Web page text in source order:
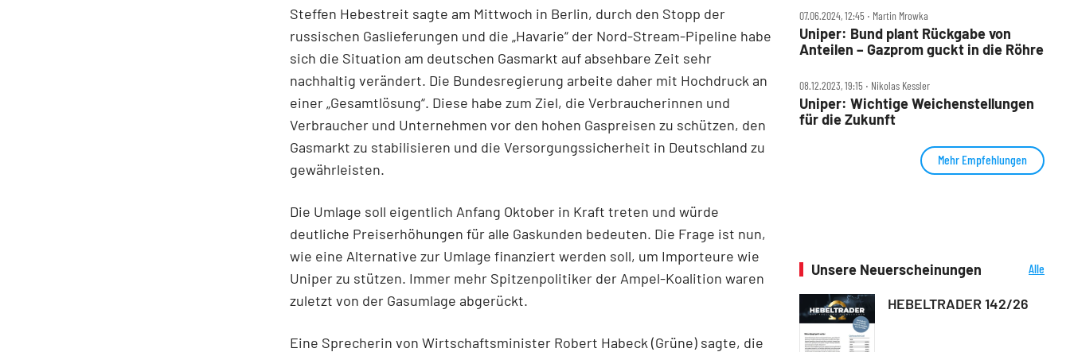
Steffen Hebestreit sagte am Mittwoch in Berlin, durch den Stopp der
russischen Gaslieferungen und die „Havarie“ der Nord-Stream-Pipeline habe
sich die Situation am deutschen Gasmarkt auf absehbare Zeit sehr
nachhaltig verändert. Die Bundesregierung arbeite daher mit Hochdruck an
einer „Gesamtlösung“. Diese habe zum Ziel, die Verbraucherinnen und
Verbraucher und Unternehmen vor den hohen Gaspreisen zu schützen, den
Gasmarkt zu stabilisieren und die Versorgungssicherheit in Deutschland zu
gewährleisten.
Die Umlage soll eigentlich Anfang Oktober in Kraft treten und würde
deutliche Preiserhöhungen für alle Gaskunden bedeuten. Die Frage ist nun,
wie eine Alternative zur Umlage finanziert werden soll, um Importeure wie
Uniper zu stützen. Immer mehr Spitzenpolitiker der Ampel-Koalition waren
zuletzt von der Gasumlage abgerückt.
Eine Sprecherin von Wirtschaftsminister Robert Habeck (Grüne) sagte, die
07.06.2024, 12:45 ‧ Martin Mrowka
Uniper: Bund plant Rückgabe von
Anteilen – Gazprom guckt in die Röhre
08.12.2023, 19:15 ‧ Nikolas Kessler
Uniper: Wichtige Weichenstellungen
für die Zukunft
Mehr Empfehlungen
Unsere Neuerscheinungen
Alle
HEBELTRADER 142/26